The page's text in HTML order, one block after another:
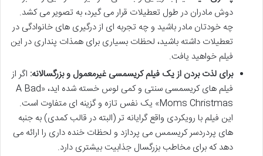
دوش مادران در طول تعطیلات قرار می گیرد، به تصویر می کشد.
چه خودتان مادر باشید و چه تجربه ای از درگیری های خانوادگی در
تعطیلات داشته باشید، لحظات بسیاری برای همذات پنداری در این
فیلم خواهید یافت.
برای لذت بردن از یک فیلم کریسمسی غیرمعمول و بزرگسالانه: اگر از
فیلم های کریسمسی سنتی و کمی لوس خسته شده اید، «A Bad
Moms Christmas» یک نفس تازه و گزینه ای متفاوت است.
این فیلم با رویکردی واقع گرایانه تر (البته در قالب کمدی) به جنبه
های پردردسر کریسمس می پردازد و لحظات خنده داری را ارائه می
دهد که برای مخاطب بزرگسال جذابیت بیشتری دارد.